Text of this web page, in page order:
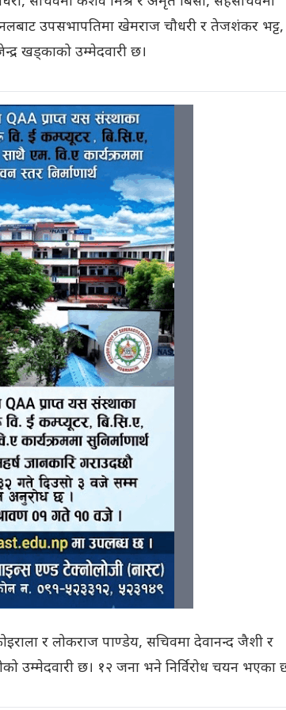
उपसभापतिमा खेमराज चौधरी र तेजशंकर भट्ट,
खड्काको उम्मेदवारी छ।
र लोकराज पाण्डेय, सचिवमा देवानन्द जैशी र
उम्मेदवारी छ। १२ जना भने निर्विरोध चयन भएका